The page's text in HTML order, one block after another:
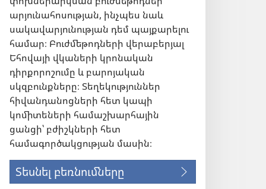
արյունահոսության, ինչպես նաև
սակավարյունության դեմ պայքարելու
համար։ Բուժմեթոդների վերաբերյալ
Եհովայի վկաների կրոնական
դիրքորոշումը և բարոյական
սկզբունքները։ Տեղեկություններ
հիվանդանոցների հետ կապի
կոմիտեների համաշխարհային
ցանցի՝ բժիշկների հետ
համագործակցության մասին։
Տեսնել բեռնումները